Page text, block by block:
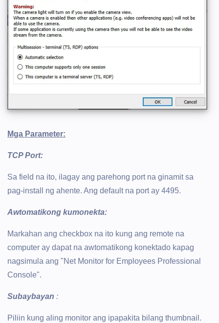
Mga Parameter:
TCP Port:
Sa field na ito, ilagay ang parehong port na ginamit sa
pag-install ng ahente. Ang default na port ay 4495.
Awtomatikong kumonekta:
Markahan ang checkbox na ito kung ang remote na
computer ay dapat na awtomatikong konektado kapag
nagsimula ang "Net Monitor for Employees Professional
Console".
Subaybayan :
Piliin kung aling monitor ang ipapakita bilang thumbnail.